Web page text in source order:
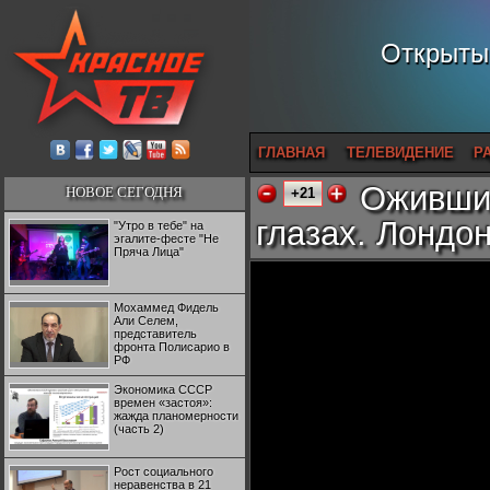
ГЛАВНАЯ ТЕЛЕВИДЕНИЕ
НОВОЕ СЕГОДНЯ
"Утро в тебе" на
эгалите-фесте "Не
Пряча Лица"
Мохаммед Фидель
Али Селем,
представитель
фронта Полисарио в
РФ
Экономика СССР
времен «застоя»:
жажда планомерности
(часть 2)
Рост социального
неравенства в 21
+21
глазах.